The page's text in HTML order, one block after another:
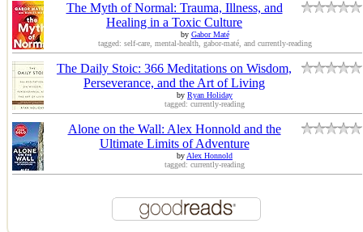
The Myth of Normal: Trauma, Illness, and
Healing in a Toxic Culture
by Gabor Maté
tagged: self-care, mental-health, gabor-maté, and currently-reading
The Daily Stoic: 366 Meditations on Wisdom,
Perseverance, and the Art of Living
by Ryan Holiday
tagged: currently-reading
Alone on the Wall: Alex Honnold and the
Ultimate Limits of Adventure
byAlex Honnold
tagged: currently-reading